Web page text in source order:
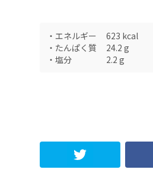
・ エネルギー 623 kcal
・ たんぱく質 24.2 g
・ 塩分 2.2 g